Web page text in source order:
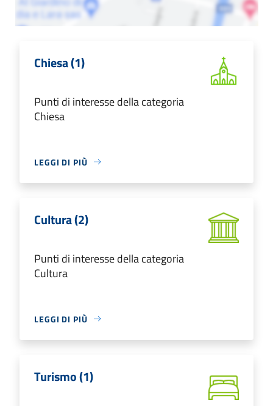
Chiesa (1)
Punti di interesse della categoria
Chiesa
LEGGI DI PIÙ
Cultura (2)
Punti di interesse della categoria
Cultura
LEGGI DI PIÙ
Turismo (1)